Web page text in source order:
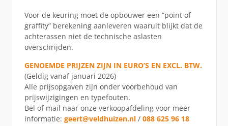
Voor de keuring moet de opbouwer een “point of
graffity” berekening aanleveren waaruit blijkt dat de
achterassen niet de technische aslasten
overschrijden.
GENOEMDE PRIJZEN ZIJN IN EURO’S EN EXCL. BTW.
(Geldig vanaf januari 2026)
Alle prijsopgaven zijn onder voorbehoud van
prijswijzigingen en typefouten.
Bel of mail naar onze verkoopafdeling voor meer
informatie: geert@veldhuizen.nl / 088 625 96 18